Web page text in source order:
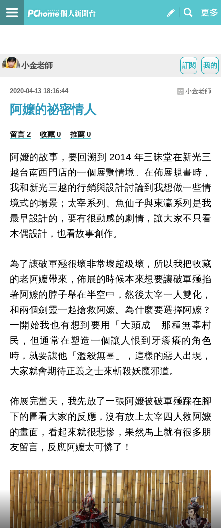
我的
訂閱
小金老師
2020-04-13 18:16:44 小金老師
阿嬤的祕密情人
留言 2 收藏 0 推薦 0
阿嬤的故事，要回溯到 2014 年三昧堂在新光三
越台南西門店的一個展覽情境。在佈展規畫時，
我和新光三越的行銷與設計討論到我想做一些情
境式的場景；太宰系列、魚仙子與東瀛系列是我
最早設計的，要有很動感的劇情，讓大家不只看
木偶設計，也看故事創作。
為了讓破軍殛很壞非常壞超級壞，所以我把收藏
的老阿嬤帶來，佈展的時候本來想要讓破軍殛掐
著阿嬤的脖子舉在半空中，然後太宰一人雙化，
和兩個劍靈一起搶救阿嬤。為什麼要選擇阿嬤？
一開始我也有想到要用「大頭成」那種無辜村
民，但通常在塑造一個讓人恨到牙癢癢的角色
時，就要讓他「濫殺無辜」，這樣的惡人出現，
大家就會期待正義之士來斬殺妖魔邪道。
佈展完當天，我先放了一張阿嬤被破軍殛踩在腳
下的圖看大家的反應，沒有放上太宰四人救阿嬤
的畫面，看起來就很悲慘，果然馬上就有很多朋
友留言，反應阿嬤太可憐了！